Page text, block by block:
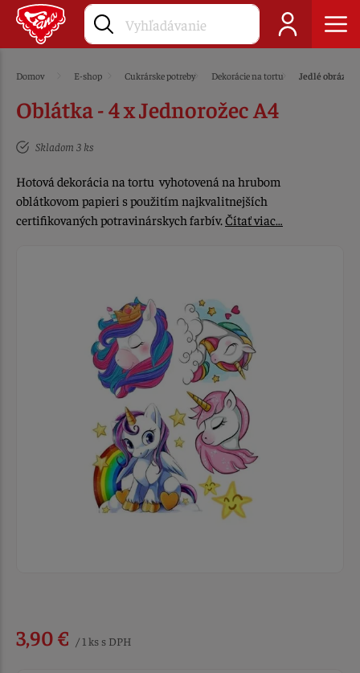
Domov E-shop Cukrárske potreby Dekorácie na tortu Jedlé obrázky
Oblátka - 4 x Jednorožec A4
Skladom 3 ks
Hotová dekorácia na tortu vyhotovená na hrubom
oblátkovom papieri s použitím najkvalitnejších
certifikovaných potravinárskych farbív.Čítať viac…
3,90 € / 1 ks s DPH